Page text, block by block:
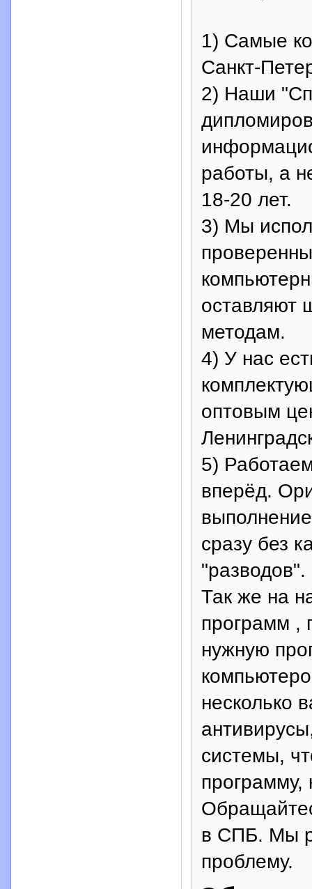
1) Самые
Санкт-
2) Наши
работы, а
18-20 лет.
3) Мы
оставляют
методам.
4) У нас
оптовым
5)
вперёд.
сразу без
"разводов".
Так же на
программ ,
нужную
несколько
системы,
программу,
в СПБ. Мы
проблему.